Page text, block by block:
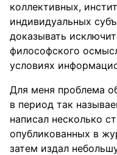
коллективных,
индивидуальных
доказывать
философского
условиях
Для меня проблема
в период так
написал несколько
опубликованных в
затем издал